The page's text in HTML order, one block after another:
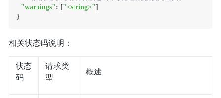
"warnings": ["<string>"]
}
相关状态码说明：
状态
码
请求类
型
概述